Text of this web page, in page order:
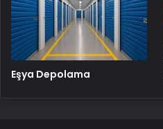
Eşya Depolama